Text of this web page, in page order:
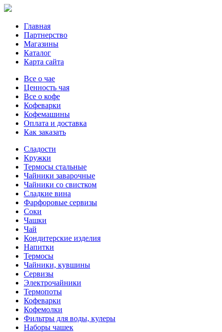
Главная
Партнерство
Магазины
Каталог
Карта сайта
Все о чае
Ценность чая
Все о кофе
Кофеварки
Кофемашины
Оплата и доставка
Как заказать
Сладости
Кружки
Термосы стальные
Чайники заварочные
Чайники со свистком
Сладкие вина
Фарфоровые сервизы
Соки
Чашки
Чай
Кондитерские изделия
Напитки
Термосы
Чайники, кувшины
Сервизы
Электрочайники
Термопоты
Кофеварки
Кофемолки
Фильтры для воды, кулеры
Наборы чашек